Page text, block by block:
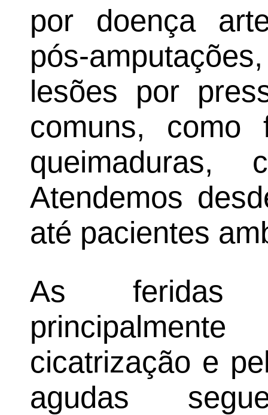
por doença
pós-
lesões por
comuns, como
queimaduras,
Atendemos
até pacientes
As feridas
cicatrização e
agudas